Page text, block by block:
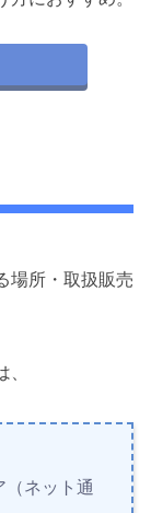
場所・取扱販売
（ネット通